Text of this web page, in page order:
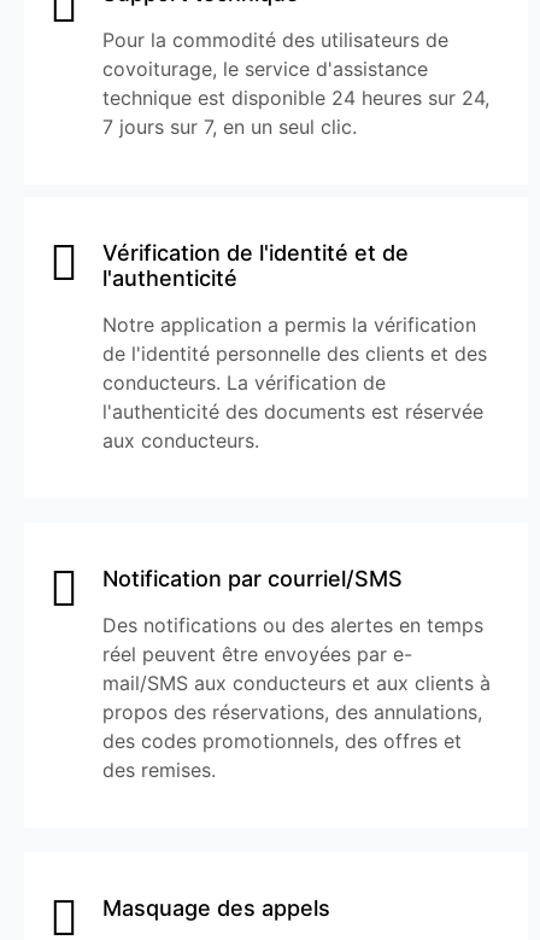
Pour la commodité des utilisateurs de
covoiturage, le service d'assistance
technique est disponible 24 heures sur 24,
7 jours sur 7, en un seul clic.
Vérification de l'identité et de
l'authenticité
Notre application a permis la vérification
de l'identité personnelle des clients et des
conducteurs. La vérification de
l'authenticité des documents est réservée
aux conducteurs.
Notification par courriel/SMS
Des notifications ou des alertes en temps
réel peuvent être envoyées par e-
mail/SMS aux conducteurs et aux clients à
propos des réservations, des annulations,
des codes promotionnels, des offres et
des remises.
Masquage des appels